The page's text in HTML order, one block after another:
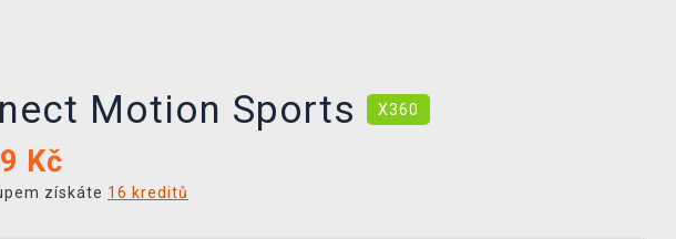
Motion Sports X360
Kč
získáte 16 kreditů